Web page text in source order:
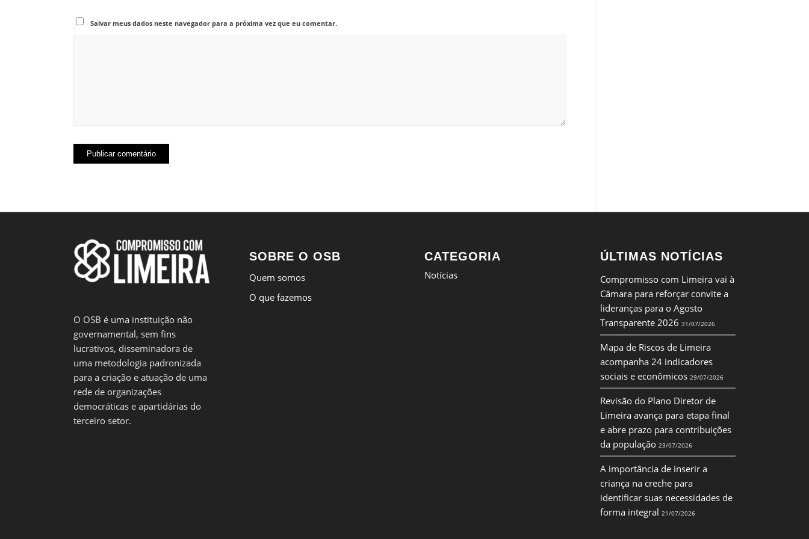
Salvar meus dados neste navegador para a próxima vez que eu comentar.
O OSB é uma instituição não
governamental, sem fins
lucrativos, disseminadora de
uma metodologia padronizada
para a criação e atuação de uma
rede de organizações
democráticas e apartidárias do
terceiro setor.
SOBRE O OSB
Quem somos
O que fazemos
CATEGORIA
Notícias
ÚLTIMAS NOTÍCIAS
Compromisso com Limeira vai à
Câmara para reforçar convite a
lideranças para o Agosto
Transparente 2026 31/07/2026
Mapa de Riscos de Limeira
acompanha 24 indicadores
sociais e econômicos 29/07/2026
Revisão do Plano Diretor de
Limeira avança para etapa final
e abre prazo para contribuições
da população 23/07/2026
A importância de inserir a
criança na creche para
identificar suas necessidades de
forma integral 21/07/2026